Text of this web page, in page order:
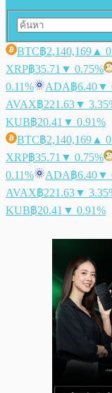
BTC฿2,140,169 ▲
XRP฿35.71 ▼ 0.75%
0.11%
ADA฿6.40▼
AVAX฿221.63▼
KUB฿20.41 ▼ 0.91%
BTC฿2,140,169 ▲
XRP฿35.71 ▼ 0.75%
0.11%
ADA฿6.40▼
AVAX฿221.63▼
KUB฿20.41 ▼ 0.91%